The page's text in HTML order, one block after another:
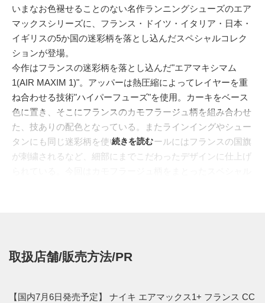
いまなお色褪せることのない名作ランニングシューズのエア
マックスシリーズに、フランス・ドイツ・イタリア・日本・
イギリスの5か国の迷彩柄を落とし込んだスペシャルコレク
ションが登場。
今作はフランスの迷彩柄を落とし込んだ"エアマキシマム
1(AIR MAXIM 1)"。アッパーは熱圧縮によってレイヤーを重
ね合わせる技術"ハイパーフューズ"を使用。カーキをベース
色に置き、そこにフランスのカモフラージュ柄を組み合わせ
た、技ありの配色となっている。またラインイングやシュー
タンにも同じ迷彩柄を使い、インソールにはフランスの国旗
が刺繍されるなど、細部にまでこだわったデザインに仕上げ
続きを読む
取扱店舗/販売方法/PR
【国内7月6日発売予定】 ナイキ エアマックス1+ フランス CC